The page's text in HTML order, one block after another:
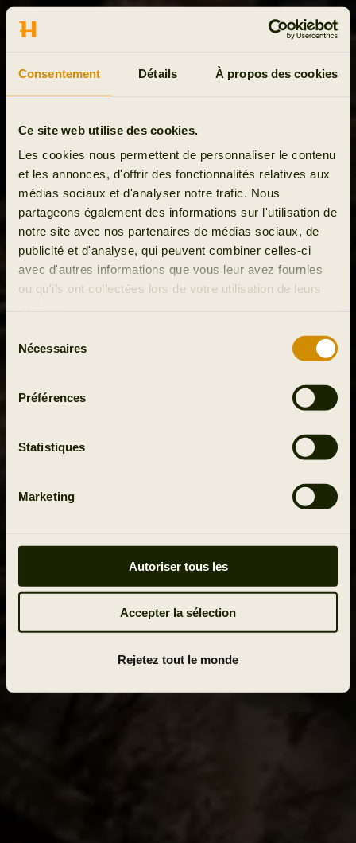
Consentement Détails À propos des cookies
Ce site web utilise des cookies.
Les cookies nous permettent de personnaliser le contenu
et les annonces, d'offrir des fonctionnalités relatives aux
médias sociaux et d'analyser notre trafic. Nous
partageons également des informations sur l'utilisation de
notre site avec nos partenaires de médias sociaux, de
publicité et d'analyse, qui peuvent combiner celles-ci
avec d'autres informations que vous leur avez fournies
ou qu'ils ont collectées lors de votre utilisation de leurs
Nécessaires
Préférences
Statistiques
Marketing
Autoriser tous les
Accepter la sélection
Rejetez tout le monde